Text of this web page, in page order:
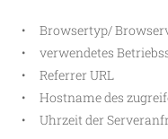
Browsertyp/
verwendetes
Referrer URL
Hostname des
Uhrzeit der